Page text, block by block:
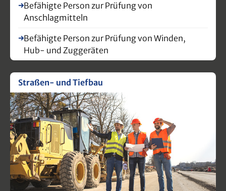
Befähigte Person zur Prüfung von
Anschlagmitteln
Befähigte Person zur Prüfung von Winden,
Hub- und Zuggeräten
Straßen- und Tiefbau